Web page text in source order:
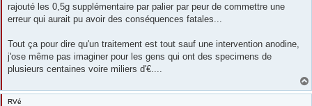
rajouté les 0,5g supplémentaire par palier par peur de commettre une
erreur qui aurait pu avoir des conséquences fatales...
Tout ça pour dire qu'un traitement est tout sauf une intervention anodine,
j'ose même pas imaginer pour les gens qui ont des specimens de
plusieurs centaines voire miliers d'€....
RVé